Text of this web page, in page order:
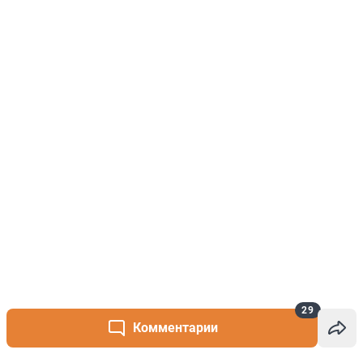
Комментарии
29